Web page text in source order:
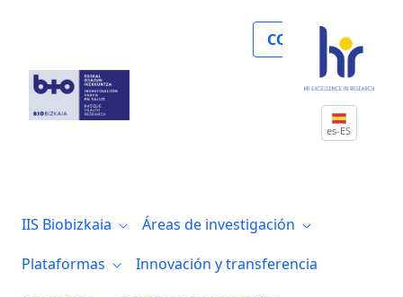
COLABORA
es-ES
IIS Biobizkaia
Áreas de investigación
Plataformas
Innovación y transferencia